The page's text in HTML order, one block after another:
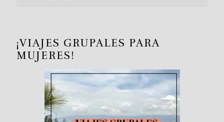
¡VIAJES GRUPALES PARA
MUJERES!